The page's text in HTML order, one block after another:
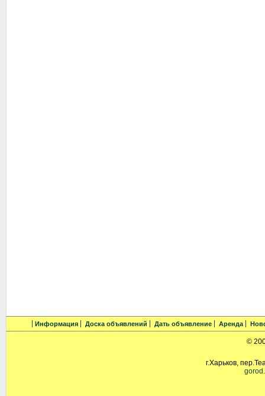
Информация Доска объявлений Дать объявление Аренда
©
г.Харьков,